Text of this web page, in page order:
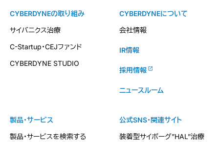
製品・サービス
製品・サービスを検索する
CYBERDYNEの取り組み
サイバニクス治療
C-Startup・CEJファンド
CYBERDYNE STUDIO
CYBERDYNEについて
会社情報
IR情報
採用情報
ニュースルーム
公式SNS・関連サイト
装着型サイボーグ”HAL”治療